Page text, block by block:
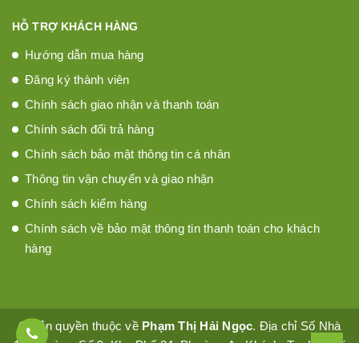
HỖ TRỢ KHÁCH HÀNG
Hướng dẫn mua hàng
Đăng ký thành viên
Chính sách giao nhận và thanh toán
Chính sách đổi trả hàng
Chính sách bảo mật thông tin cá nhân
Thông tin vận chuyển và giao nhận
Chính sách kiểm hàng
Chính sách về bảo mật thông tin thanh toán cho khách
hàng
© Bản quyền thuộc về Phạm Thị Hải Ngọc. Địa chỉ Số Nhà